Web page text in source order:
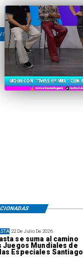
CONTACTO
22 De Julio De 2026
se suma al camino
Juegos Mundiales de
Especiales Santiago